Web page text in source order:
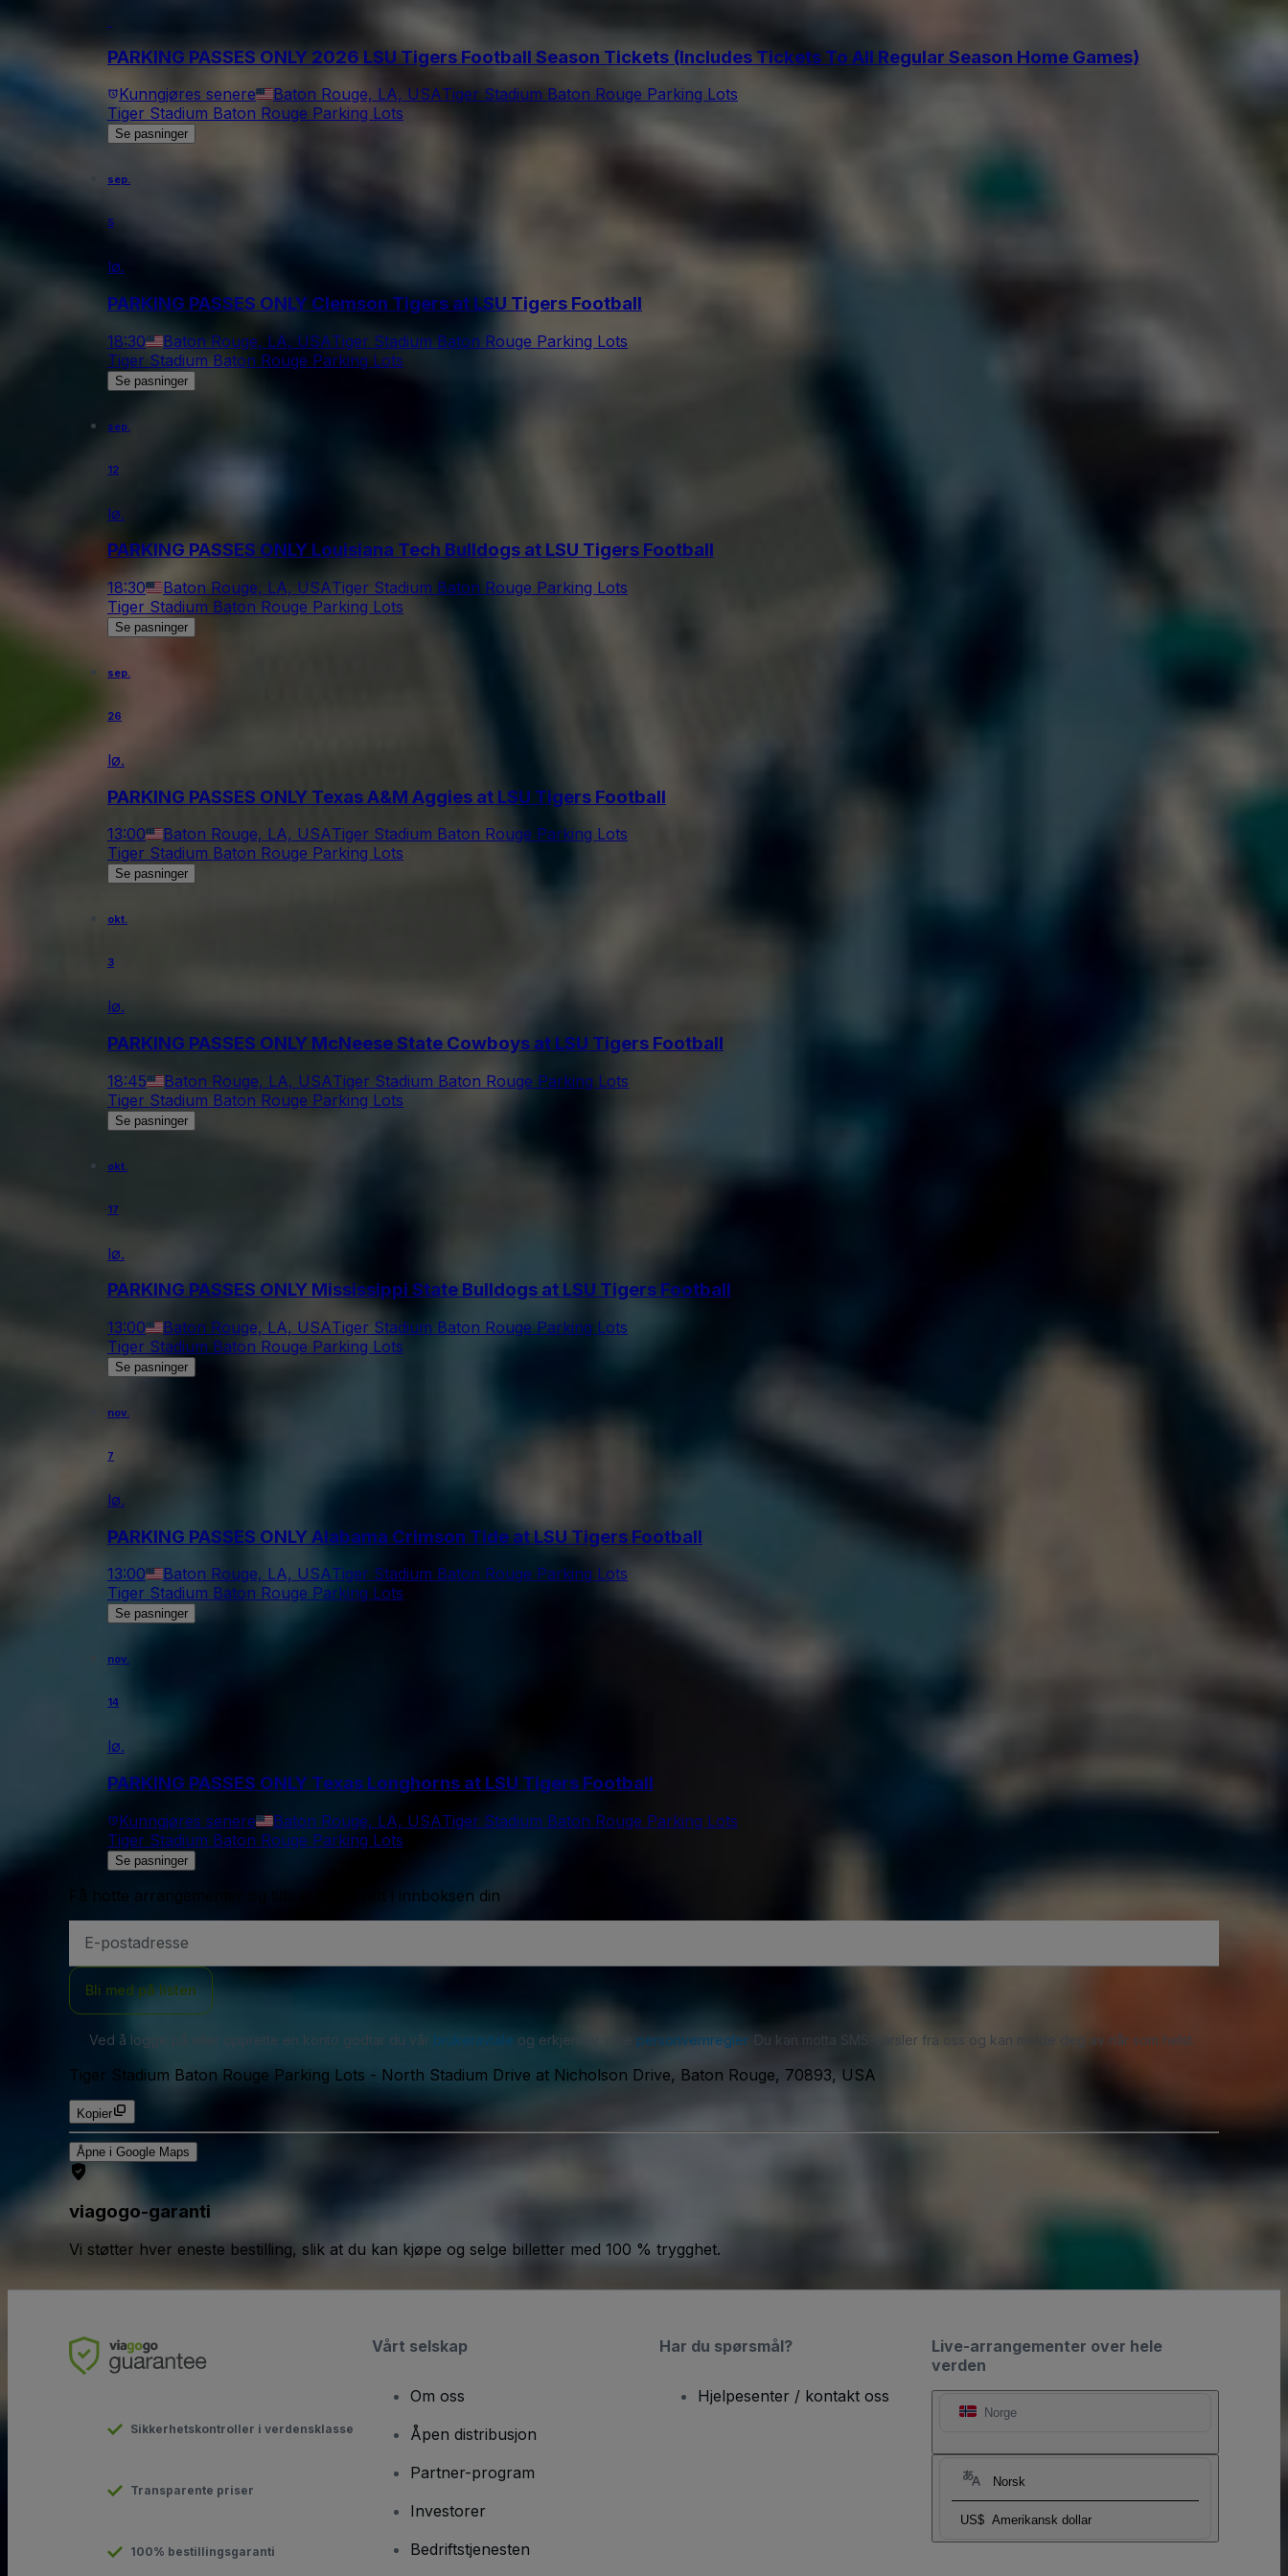
PARKING PASSES ONLY 2026 LSU Tigers Football Season Tickets (Includes Tickets To All Regular Season Home Games)
Kunngjøres senere Baton Rouge, LA, USATiger Stadium Baton Rouge Parking Lots
Tiger Stadium Baton Rouge Parking Lots
Se pasninger
sep.
5
lø.
PARKING PASSES ONLY Clemson Tigers at LSU Tigers Football
18:30 Baton Rouge, LA, USATiger Stadium Baton Rouge Parking Lots
Tiger Stadium Baton Rouge Parking Lots
Se pasninger
sep.
12
lø.
PARKING PASSES ONLY Louisiana Tech Bulldogs at LSU Tigers Football
18:30 Baton Rouge, LA, USATiger Stadium Baton Rouge Parking Lots
Tiger Stadium Baton Rouge Parking Lots
Se pasninger
sep.
26
lø.
PARKING PASSES ONLY Texas A&M Aggies at LSU Tigers Football
13:00 Baton Rouge, LA, USATiger Stadium Baton Rouge Parking Lots
Tiger Stadium Baton Rouge Parking Lots
Se pasninger
okt.
3
lø.
PARKING PASSES ONLY McNeese State Cowboys at LSU Tigers Football
18:45 Baton Rouge, LA, USATiger Stadium Baton Rouge Parking Lots
Tiger Stadium Baton Rouge Parking Lots
Se pasninger
okt.
17
lø.
PARKING PASSES ONLY Mississippi State Bulldogs at LSU Tigers Football
13:00 Baton Rouge, LA, USATiger Stadium Baton Rouge Parking Lots
Tiger Stadium Baton Rouge Parking Lots
Se pasninger
nov.
7
lø.
PARKING PASSES ONLY Alabama Crimson Tide at LSU Tigers Football
13:00 Baton Rouge, LA, USATiger Stadium Baton Rouge Parking Lots
Tiger Stadium Baton Rouge Parking Lots
Se pasninger
nov.
14
lø.
PARKING PASSES ONLY Texas Longhorns at LSU Tigers Football
Kunngjøres senere Baton Rouge, LA, USATiger Stadium Baton Rouge Parking Lots
Tiger Stadium Baton Rouge Parking Lots
Se pasninger
Få hotte arrangementer og tilbud levert rett i innboksen din
postadresse
Bli med på listen
Ved å logge på eller opprette en konto godtar du vår brukeravtale og erkjenner våre personvernregler. Du kan motta SMS-varsler fra oss og kan melde deg av når som helst.
Tiger Stadium Baton Rouge Parking Lots - North Stadium Drive at Nicholson Drive, Baton Rouge, 70893, USA
Kopier
Åpne i Google Maps
viagogo-garanti
Vi støtter hver eneste bestilling, slik at du kan kjøpe og selge billetter med 100 % trygghet.
Live-arrangementer over hele
verden
Norge
Norsk
US$ Amerikansk dollar
Sikkerhetskontroller i verdensklasse
Transparente priser
100% bestillingsgaranti
Vårt selskap
Om oss
Åpen distribusjon
Partner-program
Investorer
Bedriftstjenesten
Har du spørsmål?
Hjelpesenter / kontakt oss